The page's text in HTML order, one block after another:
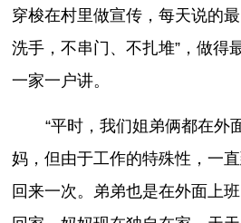
穿梭在村里做宣传，每天说的
洗手，不串门、不扎堆”，做得
一家一户讲。
“平时，我们姐弟俩都在外
妈，但由于工作的特殊性，一
回来一次。弟弟也是在外面上